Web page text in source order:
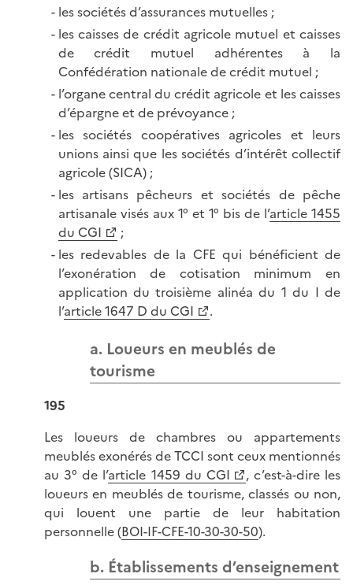
les sociétés d’assurances mutuelles ;
les caisses de crédit agricole mutuel et caisses
de crédit mutuel adhérentes à la
Confédération nationale de crédit mutuel ;
l’organe central du crédit agricole et les caisses
d’épargne et de prévoyance ;
les sociétés coopératives agricoles et leurs
unions ainsi que les sociétés d’intérêt collectif
agricole (SICA) ;
les artisans pêcheurs et sociétés de pêche
artisanale visés aux 1° et 1° bis de l’article 1455
du CGI
;
les redevables de la CFE qui bénéficient de
l’exonération de cotisation minimum en
application du troisième alinéa du 1 du I de
l’article 1647 D du CGI .
a. Loueurs en meublés de
tourisme
195
Les loueurs de chambres ou appartements
meublés exonérés de TCCI sont ceux mentionnés
au 3° de l’article 1459 du CGI
, c’est-à-dire les
loueurs en meublés de tourisme, classés ou non,
qui louent une partie de leur habitation
personnelle (BOI-IF-CFE-10-30-30-50).
b. Établissements d’enseignement